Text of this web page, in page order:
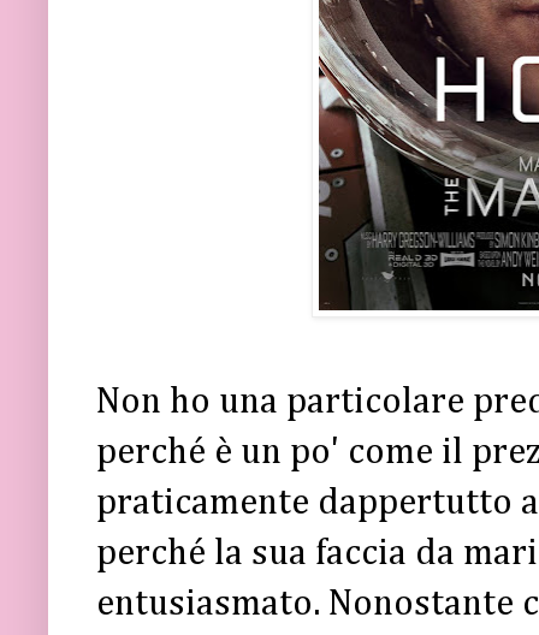
Non ho una particolare
perché è un po' come il
praticamente dappertutto
perché la sua faccia da
entusiasmato. Nonostante